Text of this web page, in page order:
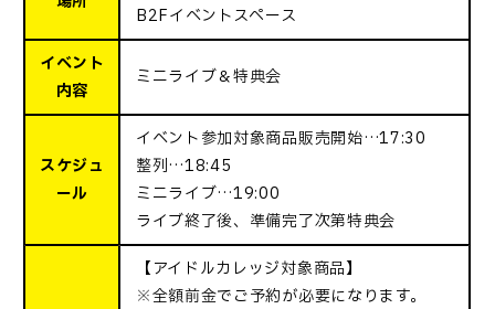
B2Fイベントスペース
イベント
内容
ミニライブ＆特典会
スケジュ
ール
イベント参加対象商品販売開始…17:30
整列…18:45
ミニライブ…19:00
ライブ終了後、準備完了次第特典会
【アイドルカレッジ対象商品】
※全額前金でご予約が必要になります。